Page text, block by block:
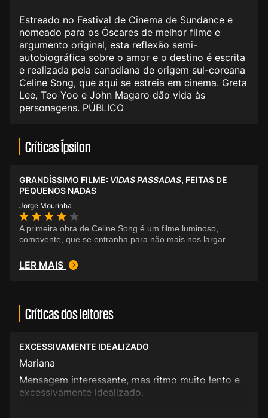
Estreado no Festival de Cinema de Sundance e
nomeado para os Óscares de melhor filme e
argumento original, esta reflexão semi-
autobiográfica sobre o amor e o destino é escrita
e realizada pela canadiana de origem sul-coreana
Celine Song, que aqui se estreia em cinema. Greta
Lee, Teo Yoo e John Magaro dão vida às
personagens. PÚBLICO
Críticas Ípsilon
GRANDÍSSIMO FILME: VIDAS PASSADAS, FEITAS DE
PEQUENOS NADAS
Jorge Mourinha
A primeira obra de Celine Song é um filme luminoso,
comovente, que se entranha para não mais nos largar.
LER MAIS
Críticas dos leitores
EXCESSIVAMENTE IDEALIZADO
Mariana
Mensagem interessante, mas ritmo muito lento e
excessivamente idealizado.